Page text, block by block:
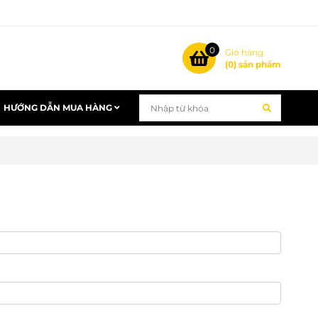
0
Giỏ hàng
(0) sản phẩm
HƯỚNG DẪN MUA HÀNG